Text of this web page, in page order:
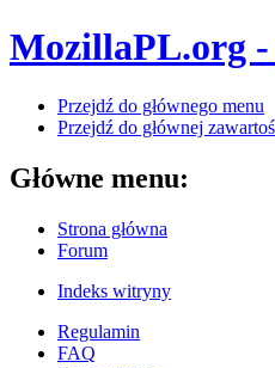
MozillaPL.org
Przejdź do głównego menu
Przejdź do głównej
Główne menu:
Strona główna
Forum
Indeks witryny
Regulamin
FAQ